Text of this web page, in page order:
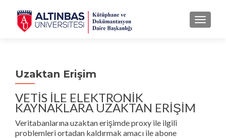
MENU
Uzaktan Erişim
VETİS İLE ELEKTRONİK
KAYNAKLARA UZAKTAN ERİŞİM
Veritabanlarına uzaktan erişimde proxy ile ilgili
problemleri ortadan kaldırmak amacı ile abone